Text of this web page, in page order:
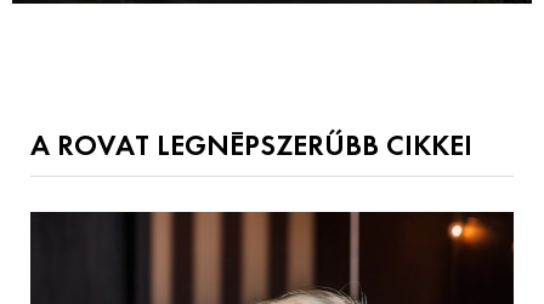
A ROVAT LEGNÉPSZERŰBB CIKKEI